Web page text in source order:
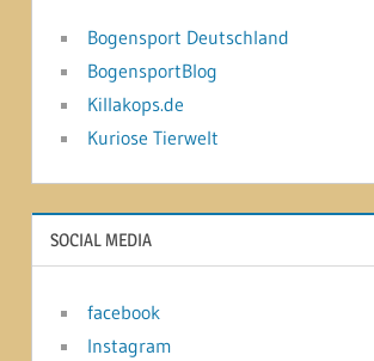
Bogensport Deutschland
BogensportBlog
Killakops.de
Kuriose Tierwelt
SOCIAL MEDIA
facebook
Instagram